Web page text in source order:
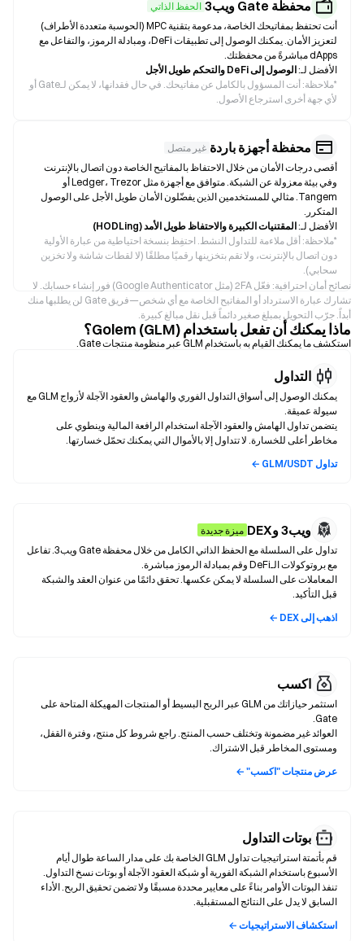
محفظة Gate ويب3
الحفظ الذاتي
أنت تحتفظ بمفاتيحك الخاصة، مدعومة بتقنية MPC (الحوسبة متعددة الأطراف)
لتعزيز الأمان. يمكنك الوصول إلى تطبيقات DeFi، ومبادلة الرموز، والتفاعل مع
dApps مباشرةً من محفظتك.
الأفضل لـ:الوصول إلى DeFi والتحكم طويل الأجل
*
ملاحظة: أنت المسؤول بالكامل عن مفاتيحك. في حال فقدانها، لا يمكن لـGate أو
لأي جهة أخرى استرجاع الأصول.
محفظة أجهزة باردة غير متصل
أقصى درجات الأمان من خلال الاحتفاظ بالمفاتيح الخاصة دون اتصال بالإنترنت
وفي بيئة معزولة عن الشبكة. متوافق مع أجهزة مثل Ledger، Trezor أو
Tangem. مثالي للمستخدمين الذين يفضّلون الأمان طويل الأجل على الوصول
المتكرر.
الأفضل لـ:المقتنيات الكبيرة والاحتفاظ طويل الأمد (HODLing)
*ملاحظة: أقل ملاءمة للتداول النشط. احتفِظ بنسخة احتياطية من عبارة الأولية
دون اتصال بالإنترنت، ولا تقم بتخزينها رقميًا مطلقًا (لا لقطات شاشة ولا تخزين
سحابي).
نصائح أمان احترافية: فعّل 2FA (مثل Google Authenticator) فور إنشاء حسابك. لا
تشارك عبارة الاسترداد أو المفاتيح الخاصة مع أي شخص—فريق Gate لن يطلبها منك
أبداً. جرّب التحويل بمبلغ صغير دائماً قبل نقل مبالغ كبيرة.
ماذا يمكنك أن تفعل باستخدام Golem (GLM)؟
استكشف ما يمكنك القيام به باستخدام GLM عبر منظومة منتجات Gate.
التداول
يمكنك الوصول إلى أسواق التداول الفوري والهامش والعقود الآجلة لأزواج GLM مع
يتضمن تداول الهامش والعقود الآجلة استخدام الرافعة المالية وينطوي على
مخاطر أعلى للخسارة. لا تتداول إلا بالأموال التي يمكنك تحمّل خسارتها.
تداول GLM/USDT ←
ويب3 وDEX
ميزة جديدة
تداول على السلسلة مع الحفظ الذاتي الكامل من خلال محفظة Gate ويب3. تفاعل
المعاملات على السلسلة لا يمكن عكسها. تحقق دائمًا من عنوان العقد والشبكة
قبل التأكيد.
اذهب إلى DEX ←
اكسب
استثمر حيازاتك من GLM عبر الربح البسيط أو المنتجات المهيكلة المتاحة على
العوائد غير مضمونة وتختلف حسب المنتج. راجع شروط كل منتج، وفترة القفل،
ومستوى المخاطر قبل الاشتراك.
عرض منتجات "اكسب" ←
بوتات التداول
قم بأتمتة استراتيجيات تداول GLM الخاصة بك على مدار الساعة طوال أيام
تنفذ البوتات الأوامر بناءً على معايير محددة مسبقًا ولا تضمن تحقيق الربح. الأداء
السابق لا يدل على النتائج المستقبلية.
استكشاف الاستراتيجيات ←